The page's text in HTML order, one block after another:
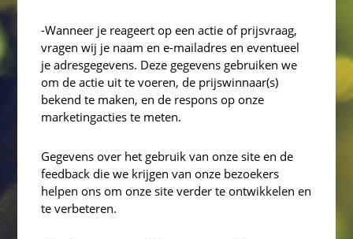
-Wanneer je reageert op een actie of prijsvraag,
vragen wij je naam en e-mailadres en eventueel
je adresgegevens. Deze gegevens gebruiken we
om de actie uit te voeren, de prijswinnaar(s)
bekend te maken, en de respons op onze
marketingacties te meten.
Gegevens over het gebruik van onze site en de
feedback die we krijgen van onze bezoekers
helpen ons om onze site verder te ontwikkelen en
te verbeteren.